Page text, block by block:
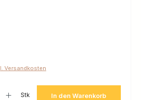
Versandkosten
Stk In den Warenkorb